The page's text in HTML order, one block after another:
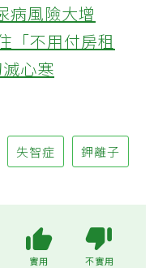
病風險大增
「不用付房租
心寒
失智症 鉀離子
實用 不實用